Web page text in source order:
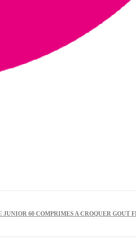
JUNIOR 60 COMPRIMES A CROQUER GOUT